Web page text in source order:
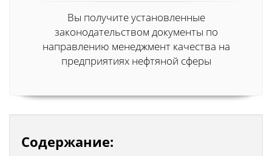
Вы получите установленные
законодательством документы по
направлению менеджмент качества на
предприятиях нефтяной сферы
Содержание: